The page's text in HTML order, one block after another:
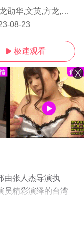
劭华,文英,方龙,雷峰
08-23
 极速观看
由张人杰导演执
员精彩演绎的台湾
电影大全就上天堂